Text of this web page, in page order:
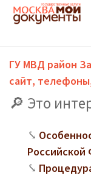
ГУ МВД район
сайт,
Это